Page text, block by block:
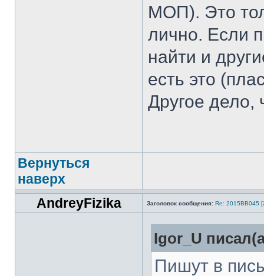
МОП). Это
лично. Если
найти и
есть это
Другое дело,
Вернуться
наверх
AndreyFizika
Заголовок сообщения: Re: 2015ВВ045
Igor_U
Пишут в